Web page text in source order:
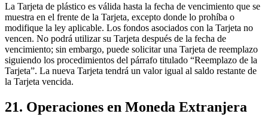
La Tarjeta de plástico es válida hasta la fecha de vencimiento que se
muestra en el frente de la Tarjeta, excepto donde lo prohíba o
modifique la ley aplicable. Los fondos asociados con la Tarjeta no
vencen. No podrá utilizar su Tarjeta después de la fecha de
vencimiento; sin embargo, puede solicitar una Tarjeta de reemplazo
siguiendo los procedimientos del párrafo titulado “Reemplazo de la
Tarjeta”. La nueva Tarjeta tendrá un valor igual al saldo restante de
la Tarjeta vencida.
21. Operaciones en Moneda Extranjera